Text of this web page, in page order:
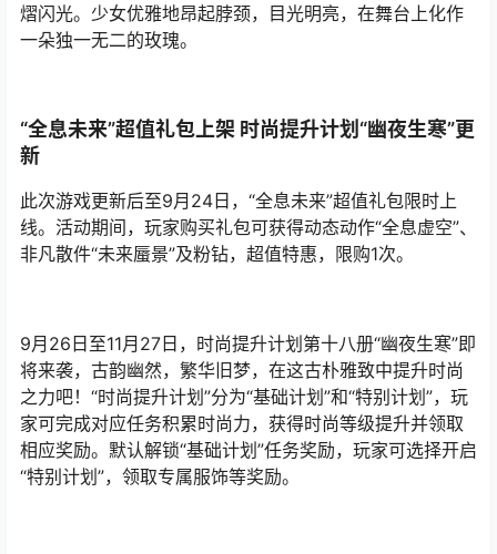
熠闪光。少女优雅地昂起脖颈，目光明亮，在舞台上化作
一朵独一无二的玫瑰。
“全息未来”超值礼包上架 时尚提升计划“幽夜生寒”更
新
此次游戏更新后至9月24日，“全息未来”超值礼包限时上
线。活动期间，玩家购买礼包可获得动态动作“全息虚空”、
非凡散件“未来蜃景”及粉钻，超值特惠，限购1次。
9月26日至11月27日，时尚提升计划第十八册“幽夜生寒”即
将来袭，古韵幽然，繁华旧梦，在这古朴雅致中提升时尚
之力吧！“时尚提升计划”分为“基础计划”和“特别计划”，玩
家可完成对应任务积累时尚力，获得时尚等级提升并领取
相应奖励。默认解锁“基础计划”任务奖励，玩家可选择开启
“特别计划”，领取专属服饰等奖励。